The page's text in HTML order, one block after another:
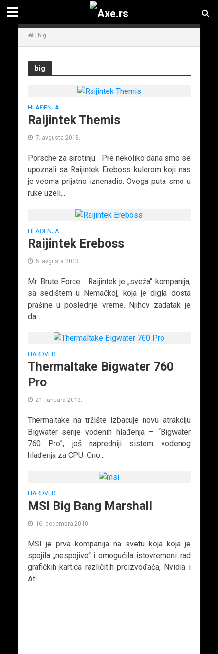
| big
big
HLAĐENJA
Raijintek Themis
7. avgusta 2013.
Porsche za sirotinju Pre nekoliko dana smo se
upoznali sa Raijintek Ereboss kulerom koji nas
je veoma prijatno iznenadio. Ovoga puta smo u
ruke uzeli...
HLAĐENJA
Raijintek Ereboss
5. avgusta 2013.
Mr. Brute Force Raijintek je „sveža“ kompanija,
sa sedištem u Nemačkoj, koja je digla dosta
prašine u poslednje vreme. Njihov zadatak je
da...
HARDVER
Thermaltake Bigwater 760
Pro
21. januara 2013.
Thermaltake na tržište izbacuje novu atrakciju
Bigwater serije vodenih hlađenja – “Bigwater
760 Pro”, još napredniji sistem vodenog
hlađenja za CPU. Ono...
HARDVER
MSI Big Bang Marshall
16. decembra 2010.
MSI je prva kompanija na svetu koja koja je
spojila „nespojivo“ i omogućila istovremeni rad
grafičkih kartica različitih proizvođača, Nvidia i
Ati...